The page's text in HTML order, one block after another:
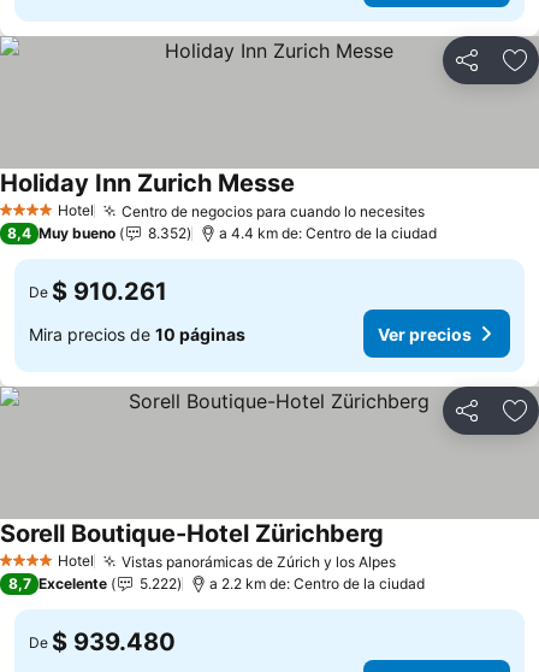
Compartir
4 EstrellasHotel Centro de negocios para cuando lo necesitesVer precios
Holiday Inn Zurich Messe
8,4 Muy bueno 8.352 a 4.4 km de: Centro de la ciudad
De $ 910.261
Mira precios de 10 páginas Ver precios
Compartir
4 EstrellasHotel Vistas panorámicas de Zúrich y los AlpesVer precios
Sorell Boutique-Hotel Zürichberg
8,7 Excelente 5.222 a 2.2 km de: Centro de la ciudad
De $ 939.480